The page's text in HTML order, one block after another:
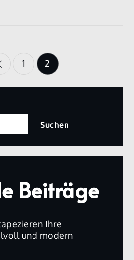
1 2
Suchen
Beiträge
Ihre
und modern